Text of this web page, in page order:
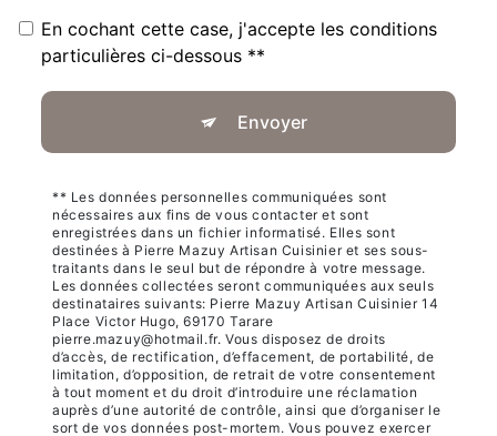
En cochant cette case, j'accepte les conditions
particulières ci-dessous **
Envoyer
** Les données personnelles communiquées sont
nécessaires aux fins de vous contacter et sont
enregistrées dans un fichier informatisé. Elles sont
destinées à Pierre Mazuy Artisan Cuisinier et ses sous-
traitants dans le seul but de répondre à votre message.
Les données collectées seront communiquées aux seuls
destinataires suivants: Pierre Mazuy Artisan Cuisinier 14
Place Victor Hugo, 69170 Tarare
pierre.mazuy@hotmail.fr. Vous disposez de droits
d’accès, de rectification, d’effacement, de portabilité, de
limitation, d’opposition, de retrait de votre consentement
à tout moment et du droit d’introduire une réclamation
auprès d’une autorité de contrôle, ainsi que d’organiser le
sort de vos données post-mortem. Vous pouvez exercer